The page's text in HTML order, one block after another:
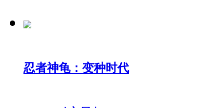
忍者神龟：变种时代